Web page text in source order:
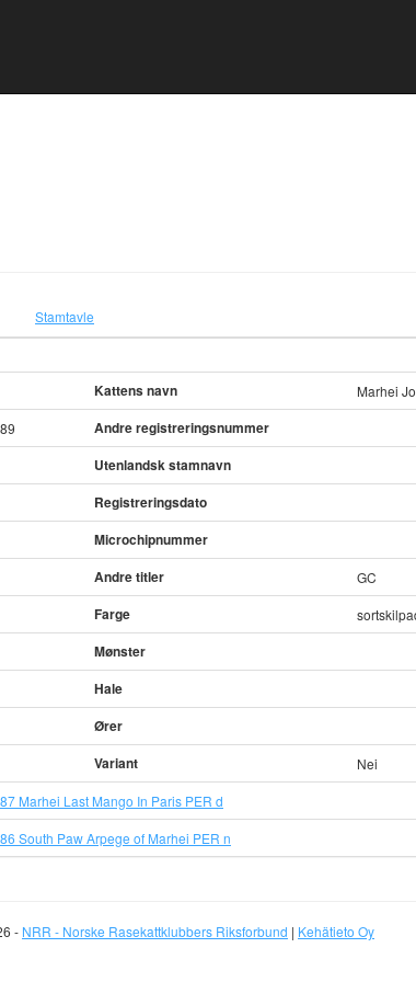
Stamtavle
Kattens navn Marhei
Andre registreringsnummer
Utenlandsk stamnavn
Registreringsdato
Microchipnummer
Andre titler GC
Farge
Mønster
Hale
Ører
Variant Nei
Marhei Last Mango In Paris PER d
South Paw Arpege of Marhei PER n
- NRR - Norske Rasekattklubbers Riksforbund | Kehätieto Oy